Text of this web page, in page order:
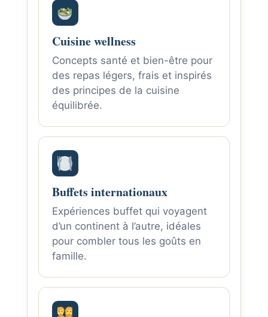
Cuisine wellness
Concepts santé et bien-être pour
des repas légers, frais et inspirés
des principes de la cuisine
équilibrée.
Buffets internationaux
Expériences buffet qui voyagent
d’un continent à l’autre, idéales
pour combler tous les goûts en
famille.